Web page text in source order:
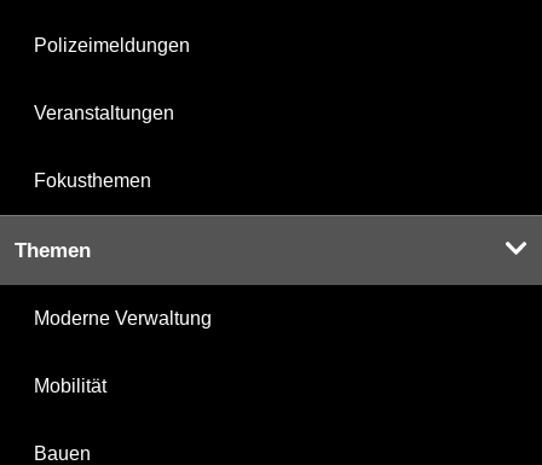
Polizeimeldungen
Veranstaltungen
Fokusthemen
Themen
Moderne Verwaltung
Mobilität
Bauen